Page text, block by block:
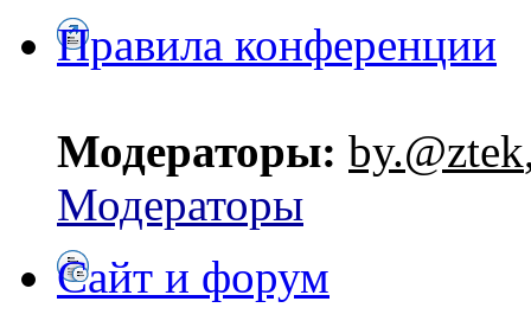
Правила конференции
Модераторы: by.@ztek
Модераторы
Сайт и форум